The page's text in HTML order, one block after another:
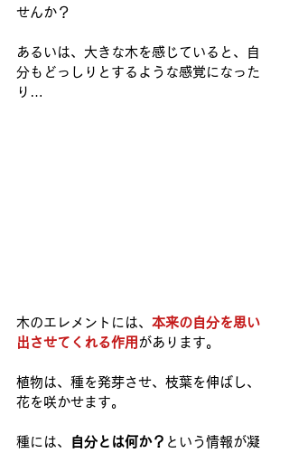
せんか？
あるいは、大きな木を感じていると、自
分もどっしりとするような感覚になった
り…
木のエレメントには、 本来の自分を思い
出させてくれる作用 があります。
植物は、種を発芽させ、枝葉を伸ばし、
花を咲かせます。
種には、 自分とは何か？ という情報が凝